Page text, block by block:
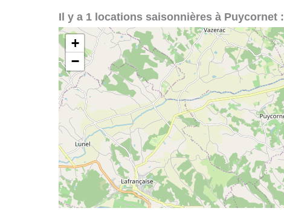
Il y a 1 locations saisonnières à Puycornet :
+
−